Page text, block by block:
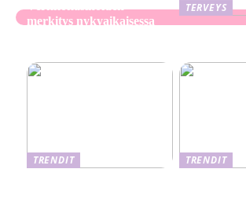
merkitys nykyaikaisessa
TERVEYS
TRENDIT
TRENDIT